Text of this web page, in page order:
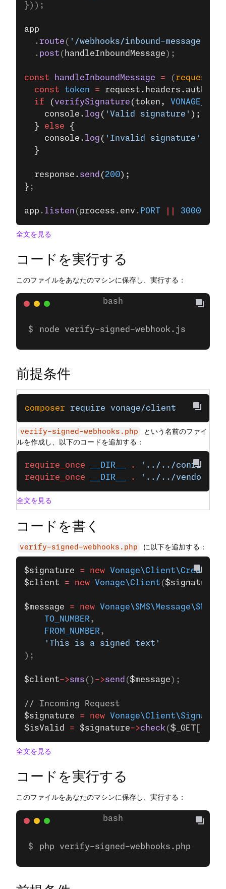
}));
app
  .
route ( '/webhooks/inbound-message'
  .
post ( handleInboundMessage );
const handleInboundMessage = ( request
  const
token =
  if
( verifySignature (token,
    console.
log ( 'Valid signature' );
  }
else {
    console.
log ( 'Invalid signature'
  }
  response.
send ( 200);
} ;
app . listen ( process . env . PORT 3000
全文を見る
コードを実行する
このファイルをあなたのマシンに保存し、実行する：
node verify-signed-webhook.js
前提条件
composer require vonage/client
verify-signed-webhooks.php
という名前のファイ
ルを作成し、以下のコードを追加する：
require_once __DIR__ .
'../../
require_once __DIR__ . '../../vendor/
全文を見る
コードを書く
verify-signed-webhooks.php に以下を追加する：
$signature = new
$client = new Vonage\Client ($signature
$message = new Vonage\SMS\Message\SMS
    TO_NUMBER
,
    FROM_NUMBER
,
    'This is a signed text'
);
$client->sms () ->send ($message );
// Incoming Request
$signature = new Vonage\Client\Signature
$isValid
= $signature->check ($_GET
全文を見る
コードを実行する
このファイルをあなたのマシンに保存し、実行する：
php verify-signed-webhooks.php